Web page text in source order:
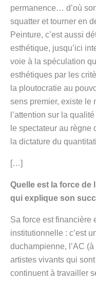
permanence… d’où
squatter et tourner en
Peinture, c’est aussi
esthétique, jusqu’ici
voie à la spéculation
esthétiques par les
la ploutocratie au
sens premier, existe le
l’attention sur la
le spectateur au règne
la dictature du
[…]
Quelle est la force de
qui explique son
Sa force est financière
institutionnelle : c’est
duchampienne, l’AC
artistes vivants qui
continuent à travailler